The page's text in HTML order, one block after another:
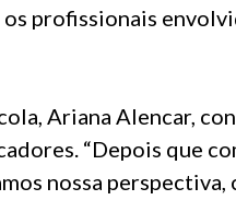
profissionais
Ariana Alencar,
“Depois que
nossa perspectiva,